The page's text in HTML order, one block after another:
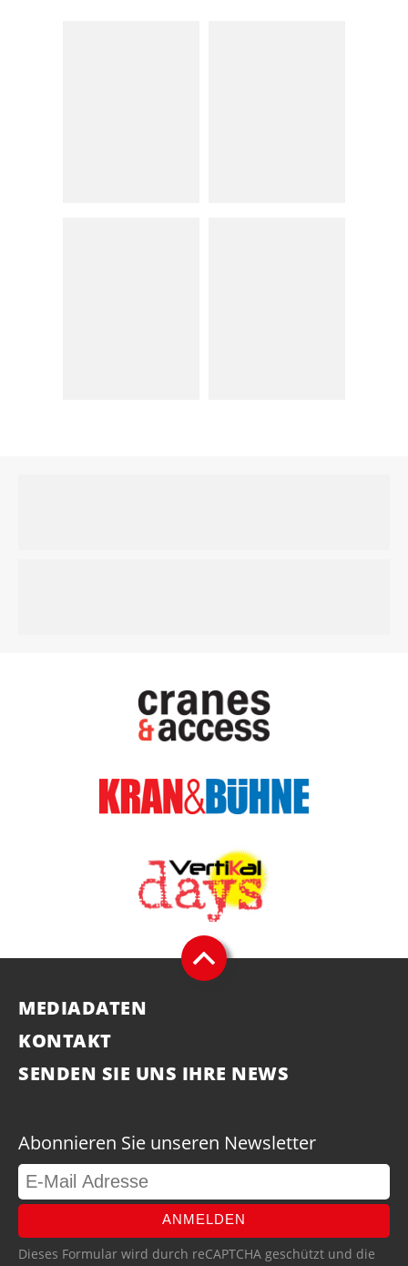
MEDIADATEN
KONTAKT
SENDEN SIE UNS IHRE NEWS
Abonnieren Sie unseren Newsletter
ANMELDEN
Dieses Formular wird durch reCAPTCHA geschützt und die